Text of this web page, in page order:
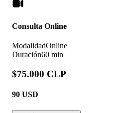
Consulta Online
ModalidadOnline
Duración60 min
$75.000 CLP
90 USD